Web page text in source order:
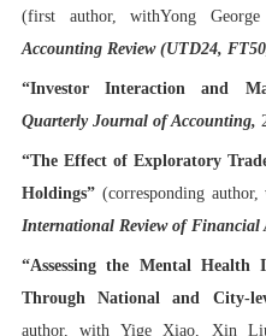
(first author,withYong
Accounting Review(UTD24,
“Investor Interaction and
Quarterly Journal of Accounting,
“The Effect of Exploratory
Holdings” (corresponding
International Review of Financial
“Assessing the Mental Health
Through National and City-
author, with Yige Xiao, Xin